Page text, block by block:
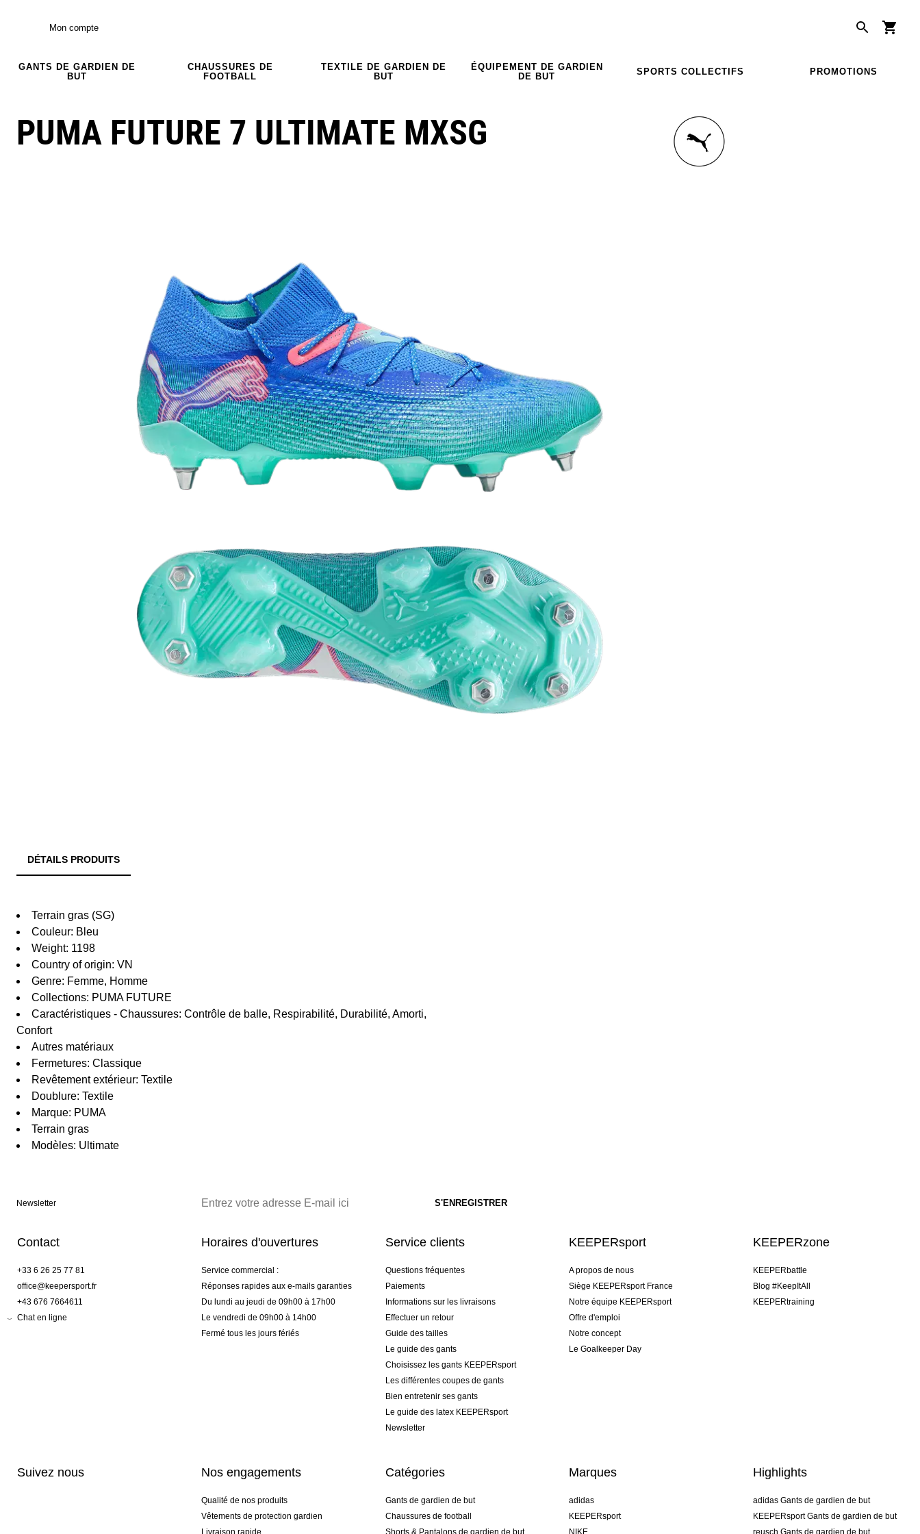
Mon compte
GANTS DE GARDIEN DE
BUT
CHAUSSURES DE
FOOTBALL
TEXTILE DE GARDIEN DE
BUT
ÉQUIPEMENT DE GARDIEN
DE BUT
SPORTS COLLECTIFS PROMOTIONS
PUMA FUTURE 7 ULTIMATE MXSG
DÉTAILS PRODUITS
Terrain gras (SG)
Couleur: Bleu
Weight: 1198
Country of origin: VN
Genre: Femme, Homme
Collections: PUMA FUTURE
Caractéristiques - Chaussures: Contrôle de balle, Respirabilité, Durabilité, Amorti,
Confort
Autres matériaux
Fermetures: Classique
Revêtement extérieur: Textile
Doublure: Textile
Marque: PUMA
Terrain gras
Modèles: Ultimate
Newsletter
Contact
+33 6 26 25 77 81
office@keepersport.fr
+43 676 7664611
Chat en ligne
Horaires d'ouvertures
Service commercial :
Réponses rapides aux e-mails garanties
Du lundi au jeudi de 09h00 à 17h00
Le vendredi de 09h00 à 14h00
Fermé tous les jours fériés
Service clients
Questions fréquentes
Paiements
Informations sur les livraisons
Effectuer un retour
Guide des tailles
Le guide des gants
Choisissez les gants KEEPERsport
Les différentes coupes de gants
Bien entretenir ses gants
Le guide des latex KEEPERsport
Newsletter
KEEPERsport
A propos de nous
Siège KEEPERsport France
Notre équipe KEEPERsport
Offre d'emploi
Notre concept
Le Goalkeeper Day
KEEPERzone
KEEPERbattle
Blog #KeepItAll
KEEPERtraining
Suivez nous Nos engagements
Qualité de nos produits
Vêtements de protection gardien
Catégories
Gants de gardien de but
Chaussures de football
Marques
adidas
KEEPERsport
Highlights
adidas Gants de gardien de but
KEEPERsport Gants de gardien de but